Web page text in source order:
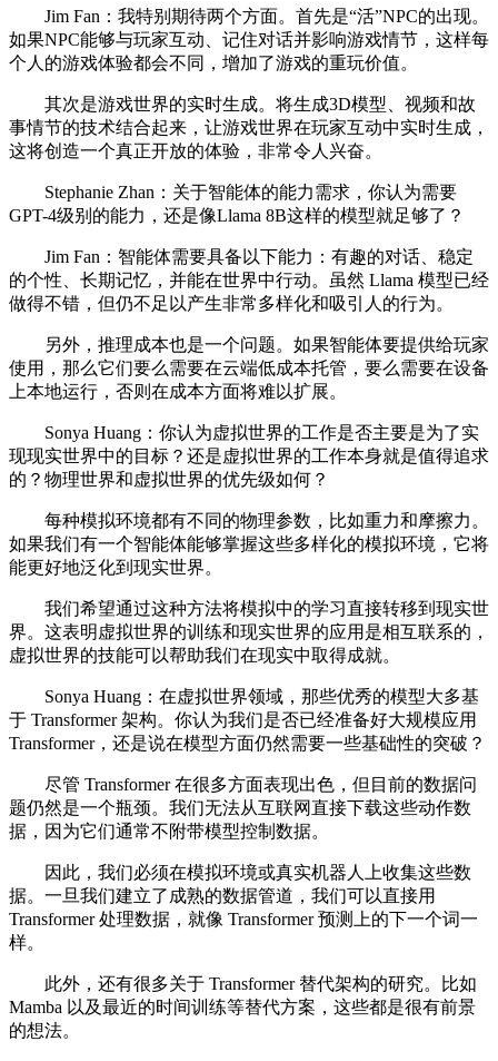
Jim Fan：我特别期待两个方面。首先是“活”NPC的出现。
如果NPC能够与玩家互动、记住对话并影响游戏情节，这样每
个人的游戏体验都会不同，增加了游戏的重玩价值。
其次是游戏世界的实时生成。将生成3D模型、视频和故
事情节的技术结合起来，让游戏世界在玩家互动中实时生成，
这将创造一个真正开放的体验，非常令人兴奋。
Stephanie Zhan：关于智能体的能力需求，你认为需要
GPT-4级别的能力，还是像Llama 8B这样的模型就足够了？
Jim Fan：智能体需要具备以下能力：有趣的对话、稳定
的个性、长期记忆，并能在世界中行动。虽然 Llama 模型已经
做得不错，但仍不足以产生非常多样化和吸引人的行为。
另外，推理成本也是一个问题。如果智能体要提供给玩家
使用，那么它们要么需要在云端低成本托管，要么需要在设备
上本地运行，否则在成本方面将难以扩展。
Sonya Huang：你认为虚拟世界的工作是否主要是为了实
现现实世界中的目标？还是虚拟世界的工作本身就是值得追求
的？物理世界和虚拟世界的优先级如何？
每种模拟环境都有不同的物理参数，比如重力和摩擦力。
如果我们有一个智能体能够掌握这些多样化的模拟环境，它将
能更好地泛化到现实世界。
我们希望通过这种方法将模拟中的学习直接转移到现实世
界。这表明虚拟世界的训练和现实世界的应用是相互联系的，
虚拟世界的技能可以帮助我们在现实中取得成就。
Sonya Huang：在虚拟世界领域，那些优秀的模型大多基
于 Transformer 架构。你认为我们是否已经准备好大规模应用
Transformer，还是说在模型方面仍然需要一些基础性的突破？
尽管 Transformer 在很多方面表现出色，但目前的数据问
题仍然是一个瓶颈。我们无法从互联网直接下载这些动作数
据，因为它们通常不附带模型控制数据。
因此，我们必须在模拟环境或真实机器人上收集这些数
据。一旦我们建立了成熟的数据管道，我们可以直接用
Transformer 处理数据，就像 Transformer 预测上的下一个词一
样。
此外，还有很多关于 Transformer 替代架构的研究。比如
Mamba 以及最近的时间训练等替代方案，这些都是很有前景
的想法。